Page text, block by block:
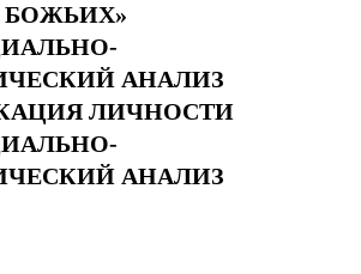
БОЖЬИХ»
АНАЛИЗ
ЛИЧНОСТИ
АНАЛИЗ